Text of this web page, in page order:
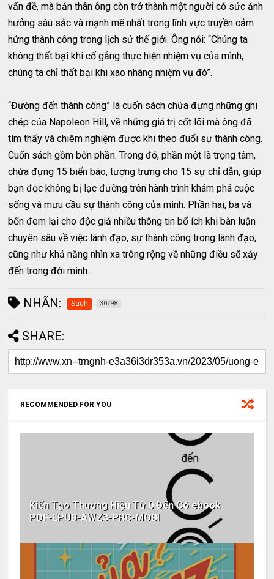
vấn đề, mà bản thân ông còn trở thành một người có sức ảnh
hưởng sâu sắc và mạnh mẽ nhất trong lĩnh vực truyền cảm
hứng thành công trong lịch sử thế giới. Ông nói: “Chúng ta
không thất bại khi cố gắng thực hiện nhiệm vụ của mình,
chúng ta chỉ thất bại khi xao nhãng nhiệm vụ đó”.
“Đường đến thành công” là cuốn sách chứa đựng những ghi
chép của Napoleon Hill, về những giá trị cốt lõi mà ông đã
tìm thấy và chiêm nghiệm được khi theo đuổi sự thành công.
Cuốn sách gồm bốn phần. Trong đó, phần một là trọng tâm,
chứa đựng 15 biển báo, tượng trưng cho 15 sự chỉ dẫn, giúp
bạn đọc không bị lạc đường trên hành trình khám phá cuộc
sống và mưu cầu sự thành công của mình. Phần hai, ba và
bốn đem lại cho độc giả nhiều thông tin bổ ích khi bàn luận
chuyên sâu về việc lãnh đạo, sự thành công trong lãnh đạo,
cũng như khả năng nhìn xa trông rộng về những điều sẽ xảy
đến trong đời mình.
NHÃN: Sách 30798
SHARE:
RECOMMENDED FOR YOU
Kiến Tạo Thương Hiệu Từ 0 Đến Có ebook
PDF-EPUB-AWZ3-PRC-MOBI